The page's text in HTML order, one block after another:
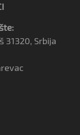
31320, Srbija